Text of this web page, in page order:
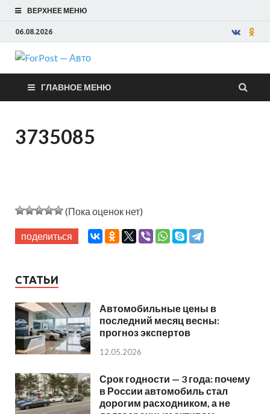
ВЕРХНЕЕ МЕНЮ
06.08.2026
ForPost —
Авто
ГЛАВНОЕ МЕНЮ
3735085
(Пока оценок нет)
поделиться
СТАТЬИ
Автомобильные цены в
последний месяц весны:
прогноз экспертов
12.05.2026
Срок годности — 3 года: почему
в России автомобиль стал
дорогим расходником, а не